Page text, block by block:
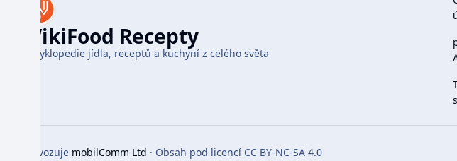
WikiFood Recepty
Encyklopedie jídla, receptů a kuchyní z celého světa
Provozuje mobilComm Ltd · Obsah pod licencí CC BY-NC-SA 4.0